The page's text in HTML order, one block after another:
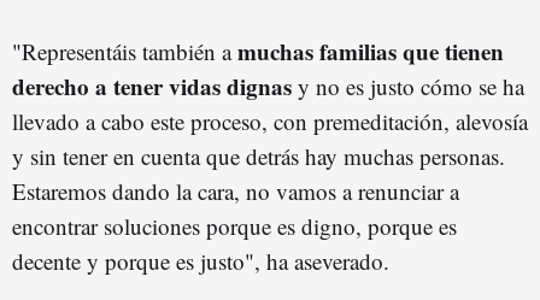
"Representáis también amuchas familias que tienen
derecho a tener vidas dignas y no es justo cómo se ha
llevado a cabo este proceso, con premeditación, alevosía
y sin tener en cuenta que detrás hay muchas personas.
Estaremos dando la cara, no vamos a renunciar a
encontrar soluciones porque es digno, porque es
decente y porque es justo", ha aseverado.